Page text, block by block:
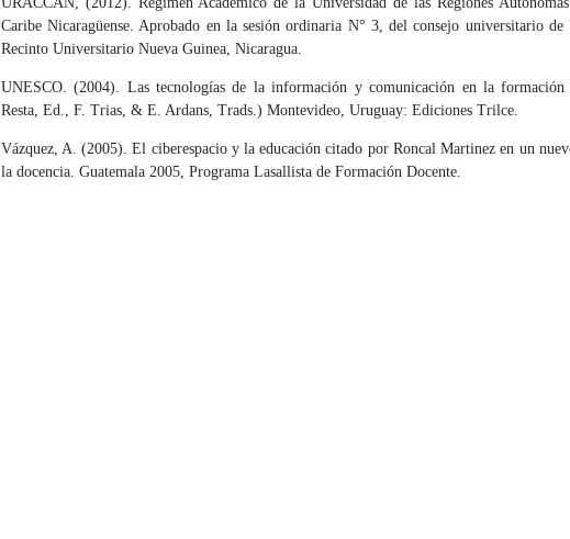
Caribe Nicaragüense. Aprobado en la sesión ordinaria N° 3, del consejo universitario
Recinto Universitario Nueva Guinea, Nicaragua.
UNESCO. (2004). Las tecnologías de la información y comunicación en la formación
Resta, Ed., F. Trias, & E. Ardans, Trads.) Montevideo, Uruguay: Ediciones Trilce.
Vázquez, A. (2005). El ciberespacio y la educación citado por Roncal Martinez en un
la docencia. Guatemala 2005, Programa Lasallista de Formación Docente.